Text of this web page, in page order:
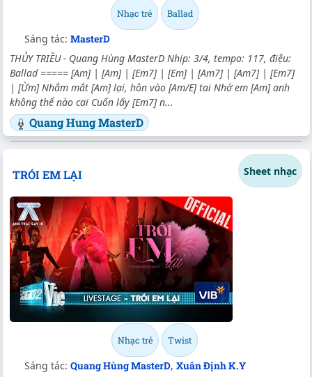
Nhạc trẻ Ballad
Sáng tác: MasterD
THỦY TRIỀU - Quang Hùng MasterD Nhịp: 3/4, tempo: 117, điệu:
Ballad ===== [Am] | [Am] | [Em7] | [Em] | [Am7] | [Am7] | [Em7]
| [Ừm] Nhắm mắt [Am] lại, hôn vào [Am/E] tai Nhớ em [Am] anh
không thể nào cai Cuốn lấy [Em7] n...
Quang Hung MasterD
TRÓI EM LẠI Sheet nhạc
Nhạc trẻ Twist
Sáng tác: Quang Hùng MasterD, Xuân Định K.Y